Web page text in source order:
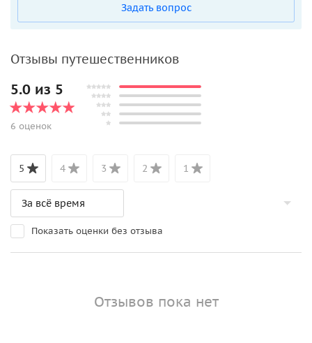
Задать вопрос
Отзывы путешественников
5.0 из 5
6 оценок
5 4 3 2 1
Показать оценки без отзыва
Отзывов пока нет